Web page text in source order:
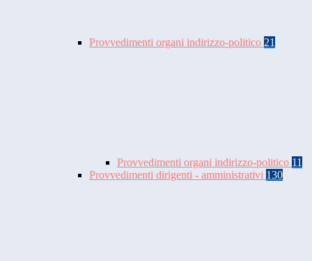
Provvedimenti organi indirizzo-politico 21
Provvedimenti organi indirizzo-politico 11
Provvedimenti dirigenti - amministrativi 130